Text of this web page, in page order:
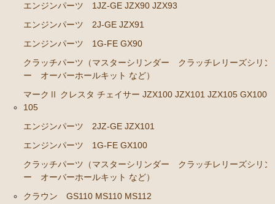
燃料パーツ（ポンプ フィルター ダンパー センダ
ーゲージなど）
駆動パーツ（センターサポートベアリング ドライブ
ウエザーストリップ ワイヤー類
ラベル
カローラレビン スプリンタートレノ AE86
エンジンパーツ 4A-GEU
ブレーキパーツ（マスターシリンダー リペアキッ
ト ホース など）
エンジンパーツ 1JZ-GE JZX90 JZX93
エンジンパーツ 2J-GE JZX91
エンジンパーツ 1G-FE GX90
クラッチパーツ（マスターシリンダー クラッチレリーズシリン
ー オーバーホールキット など）
マークⅡ クレスタ チェイサー JZX100 JZX101 JZX105 GX100
105
エンジンパーツ 2JZ-GE JZX101
エンジンパーツ 1G-FE GX100
クラッチパーツ（マスターシリンダー クラッチレリーズシリン
ー オーバーホールキット など）
クラウン GS110 MS110 MS112